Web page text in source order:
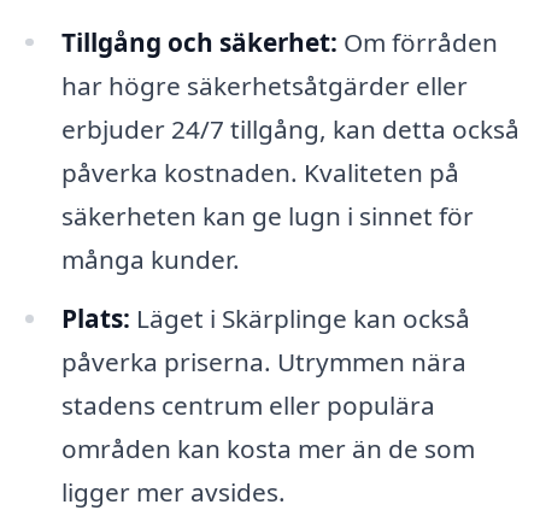
Tillgång och säkerhet: Om förråden
har högre säkerhetsåtgärder eller
erbjuder 24/7 tillgång, kan detta också
påverka kostnaden. Kvaliteten på
säkerheten kan ge lugn i sinnet för
många kunder.
Plats: Läget i Skärplinge kan också
påverka priserna. Utrymmen nära
stadens centrum eller populära
områden kan kosta mer än de som
ligger mer avsides.